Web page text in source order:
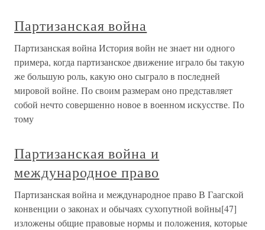
Партизанская война
Партизанская война История войн не знает ни одного
примера, когда партизанское движение играло бы такую
же большую роль, какую оно сыграло в последней
мировой войне. По своим размерам оно представляет
собой нечто совершенно новое в военном искусстве. По
тому
Партизанская война и
международное право
Партизанская война и международное право В Гаагской
конвенции о законах и обычаях сухопутной войны[47]
изложены общие правовые нормы и положения, которые